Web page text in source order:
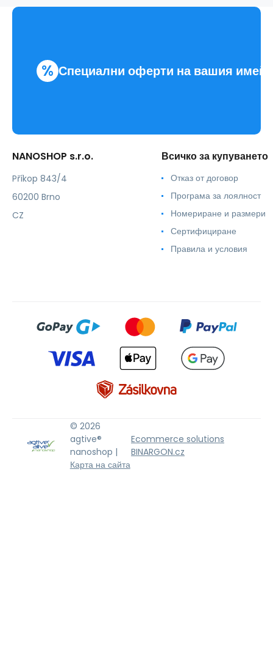
% Специални оферти на вашия
NANOSHOP s.r.o.
Příkop 843/4
60200 Brno
CZ
Всичко за купуването
Отказ от договор
Програма за лоялност
Номериране и размери
Сертифициране
Правила и условия
© 2026
agtive®
nanoshop |
Карта на сайта
Ecommerce solutions
BINARGON.cz